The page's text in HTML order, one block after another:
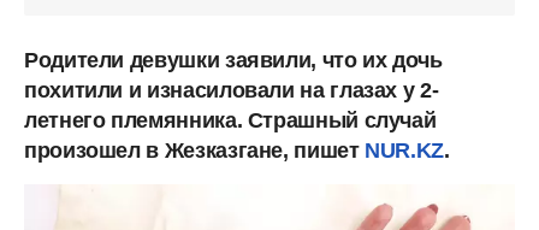
Родители девушки заявили, что их дочь
похитили и изнасиловали на глазах у 2-
летнего племянника. Страшный случай
произошел в Жезказгане, пишет NUR.KZ.